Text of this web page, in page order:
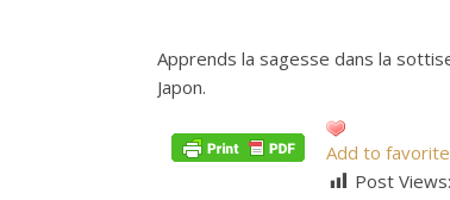
Apprends la sagesse dans la
Japon.
Add to
Post Views: